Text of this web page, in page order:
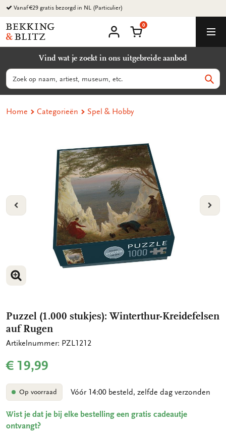
Ga
naar
content
Vanaf €29 gratis bezorgd in NL (Particulier)
Bekking
&
B.V.
account
Winkelmand
0
Vind wat je zoekt in ons uitgebreide aanbod
Zoeken
Home Categorieën Spel & Hobby
VORIGE
VERGROOT AFBEELDING
VERGROOT AFBEELDING
VERGROOT AFBEELDING
Puzzel (1.000 stukjes): Winterthur-Kreidefelsen
auf Rugen
Artikelnummer: PZL1212
€ 19,99
Op voorraad Vóór 14:00 besteld, zelfde dag verzonden
Wist je dat je bij elke bestelling een gratis cadeautje
ontvangt?